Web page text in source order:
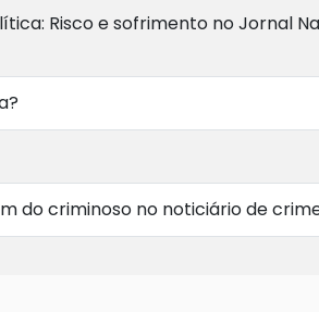
Risco e sofrimento no Jornal
do criminoso no noticiário de